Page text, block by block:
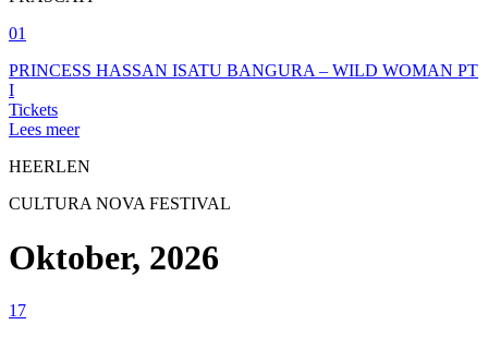
01
PRINCESS HASSAN ISATU BANGURA – WILD WOMAN PT
I
Tickets
Lees meer
HEERLEN
CULTURA NOVA FESTIVAL
Oktober, 2026
17